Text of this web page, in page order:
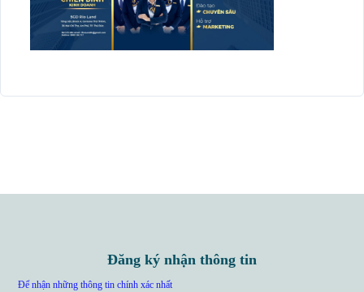
Đăng ký nhận thông tin
Để nhận những thông tin chính xác nhất